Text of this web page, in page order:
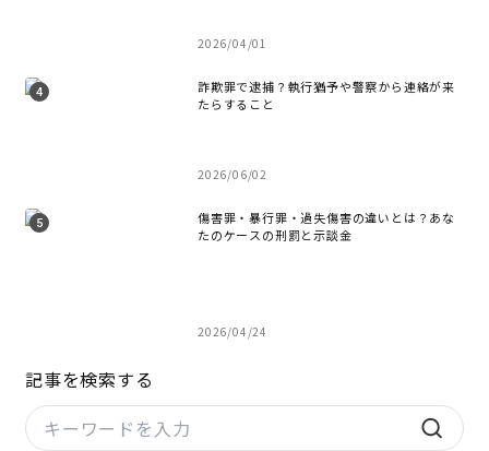
2026/04/01
詐欺罪で逮捕？執行猶予や警察から連絡が来
たらすること
2026/06/02
傷害罪・暴行罪・過失傷害の違いとは？あな
たのケースの刑罰と示談金
2026/04/24
記事を検索する